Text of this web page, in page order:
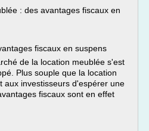
: des avantages fiscaux en
fiscaux en suspens
de la location meublée s'est
Plus souple que la location
aux investisseurs d'espérer une
fiscaux sont en effet